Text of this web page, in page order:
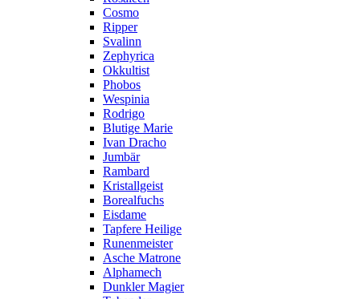
Cosmo
Ripper
Svalinn
Zephyrica
Okkultist
Phobos
Wespinia
Rodrigo
Blutige Marie
Ivan Dracho
Jumbär
Rambard
Kristallgeist
Borealfuchs
Eisdame
Tapfere Heilige
Runenmeister
Asche Matrone
Alphamech
Dunkler Magier